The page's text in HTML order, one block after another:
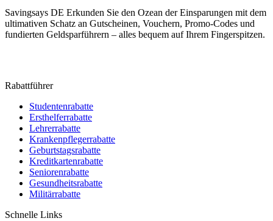
Savingsays DE Erkunden Sie den Ozean der Einsparungen mit dem
ultimativen Schatz an Gutscheinen, Vouchern, Promo-Codes und
fundierten Geldsparführern – alles bequem auf Ihrem Fingerspitzen.
Rabattführer
Studentenrabatte
Ersthelferrabatte
Lehrerrabatte
Krankenpflegerrabatte
Geburtstagsrabatte
Kreditkartenrabatte
Seniorenrabatte
Gesundheitsrabatte
Militärrabatte
Schnelle Links